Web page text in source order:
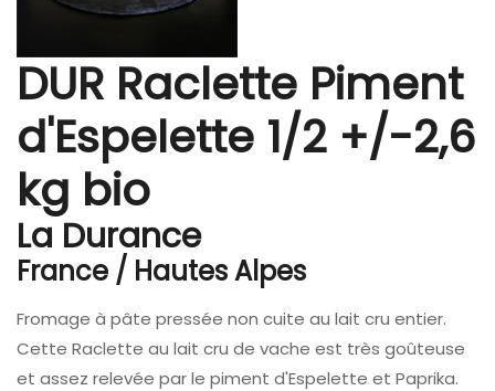
DUR Raclette Piment
d'Espelette 1/2 +/-2,6
kg bio
La Durance
France / Hautes Alpes
Fromage à pâte pressée non cuite au lait cru entier.
Cette Raclette au lait cru de vache est très goûteuse
et assez relevée par le piment d'Espelette et Paprika.